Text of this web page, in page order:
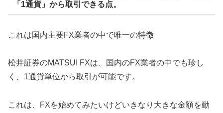
「1通貨」から取引できる点。
これは国内主要FX業者の中で唯一の特徴
松井証券のMATSUI FXは、国内のFX業者の中でも珍し
く、1通貨単位から取引が可能です。
これは、FXを始めてみたいけどいきなり大きな金額を動